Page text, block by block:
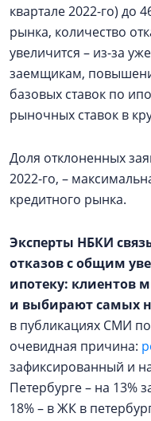
квартале 2022-го) до
рынка, количество
увеличится – из-за
заемщикам,
базовых ставок по
рыночных ставок в
Доля отклоненных
2022-го, –
кредитного рынка.
Эксперты НБКИ
отказов с общим
ипотеку: клиентов
и выбирают самых
в публикациях СМИ
очевидная причина:
зафиксированный и
Петербурге – на 13%
18% – в ЖК в